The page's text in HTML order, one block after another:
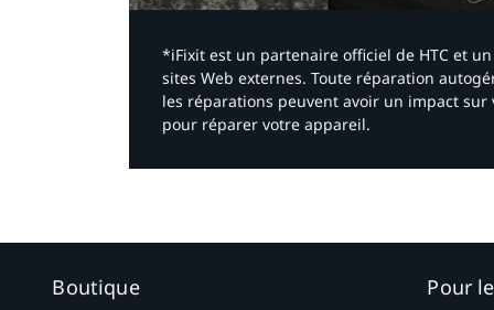
*iFixit est un partenaire officiel de HTC et
sites Web externes. Toute réparation
les réparations peuvent avoir un impact
pour réparer votre appareil.​
Boutique Pour